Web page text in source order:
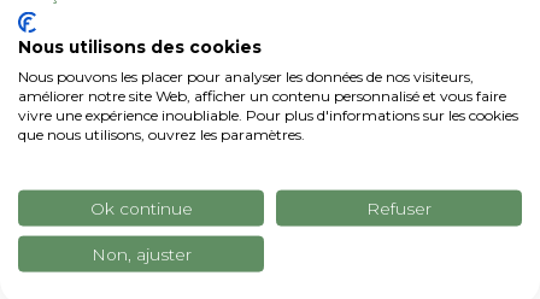
Nous utilisons des cookies
Nous pouvons les placer pour analyser les données de nos visiteurs,
améliorer notre site Web, afficher un contenu personnalisé et vous faire
vivre une expérience inoubliable. Pour plus d'informations sur les cookies
que nous utilisons, ouvrez les paramètres.
Ok continue Refuser
Non, ajuster